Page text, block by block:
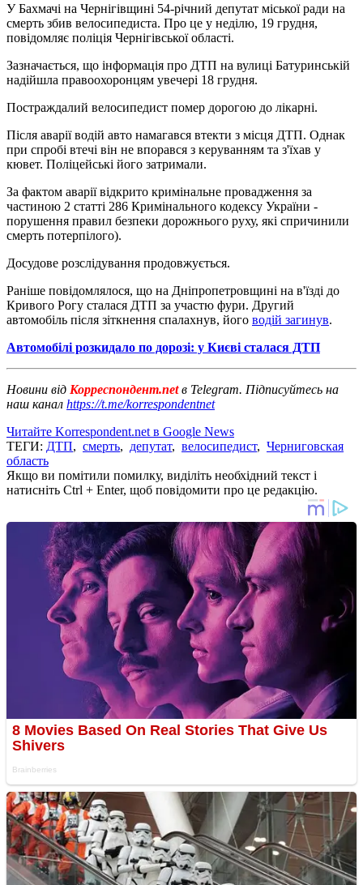
У Бахмачі на Чернігівщині 54-річний депутат міської ради на
смерть збив велосипедиста. Про це у неділю, 19 грудня,
повідомляє поліція Чернігівської області.
Зазначається, що інформація про ДТП на вулиці Батуринській
надійшла правоохоронцям увечері 18 грудня.
Постраждалий велосипедист помер дорогою до лікарні.
Після аварії водій авто намагався втекти з місця ДТП. Однак
при спробі втечі він не впорався з керуванням та з'їхав у
кювет. Поліцейські його затримали.
За фактом аварії відкрито кримінальне провадження за
частиною 2 статті 286 Кримінального кодексу України -
порушення правил безпеки дорожнього руху, які спричинили
смерть потерпілого).
Досудове розслідування продовжується.
Раніше повідомлялося, що на Дніпропетровщині на в'їзді до
Кривого Рогу сталася ДТП за участю фури. Другий
автомобіль після зіткнення спалахнув, його водій загинув.
Автомобілі розкидало по дорозі: у Києві сталася ДТП
Новини від Корреспондент.netв Telegram. Підписуйтесь на
наш канал https://t.me/korrespondentnet
Читайте Korrespondent.net в Google News
ТЕГИ: ДТП, смерть, депутат, велосипедист, Черниговская
область
Якщо ви помітили помилку, виділіть необхідний текст і
натисніть Ctrl + Enter, щоб повідомити про це редакцію.